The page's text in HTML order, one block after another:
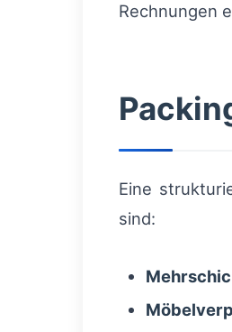
Rechnungen
Eine
sind: